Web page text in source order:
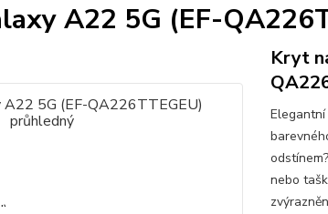
A22 5G (EF-
Kryt
nebo